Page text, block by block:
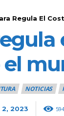
Regula El
NOTICIAS
2, 2023 594